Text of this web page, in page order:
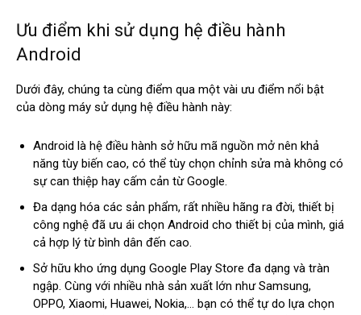
Ưu điểm khi sử dụng hệ điều hành
Android
Dưới đây, chúng ta cùng điểm qua một vài ưu điểm nổi bật
của dòng máy sử dụng hệ điều hành này:
Android là hệ điều hành sở hữu mã nguồn mở nên khả
năng tùy biến cao, có thể tùy chọn chỉnh sửa mà không có
sự can thiệp hay cấm cản từ Google.
Đa dạng hóa các sản phẩm, rất nhiều hãng ra đời, thiết bị
công nghệ đã ưu ái chọn Android cho thiết bị của mình, giá
cả hợp lý từ bình dân đến cao.
Sở hữu kho ứng dụng Google Play Store đa dạng và tràn
ngập. Cùng với nhiều nhà sản xuất lớn như Samsung,
OPPO, Xiaomi, Huawei, Nokia,… bạn có thể tự do lựa chọn